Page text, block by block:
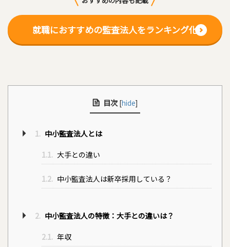
就職におすすめの監査法人をランキング化
目次 [hide]
1. 中小監査法人とは
1.1. 大手との違い
1.2. 中小監査法人は新卒採用している？
2. 中小監査法人の特徴：大手との違いは？
2.1. 年収